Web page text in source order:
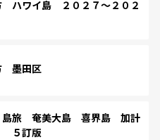
ハワイ島 ２０２７～２０２
墨田区
旅 奄美大島 喜界島 加計
５訂版